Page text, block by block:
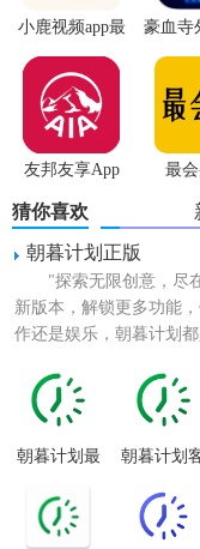
朝暮计划手机版特色
1. 个性化任务管理：
（如工作、学习、生
2. 智能提醒功能：支
小鹿视频app最
新版
豪血寺
传说
友邦友享App 最
猜你喜欢
朝暮计划正版
"探索无限创意，尽
新版本，解锁更多功能
作还是娱乐，朝暮计划
朝暮计划最
朝暮计划